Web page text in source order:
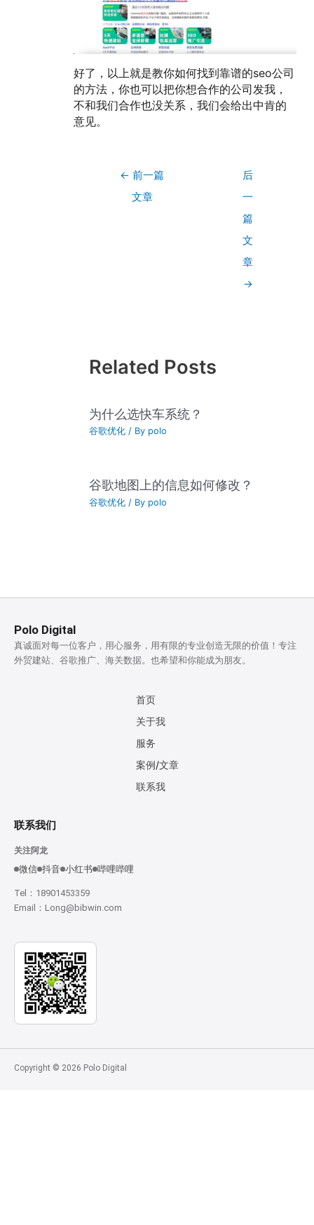
好了，以上就是教你如何找到靠谱的seo公司
的方法，你也可以把你想合作的公司发我，
不和我们合作也没关系，我们会给出中肯的
意见。
← 前一篇
文章
后
一
篇
文
章
→
Related Posts
为什么选快车系统？
谷歌优化 / By polo
谷歌地图上的信息如何修改？
谷歌优化 / By polo
Polo Digital
真诚面对每一位客户，用心服务，用有限的专业创造无限的价值！专注
外贸建站、谷歌推广、海关数据。也希望和你能成为朋友。
首页
关于我
服务
案例/文章
联系我
联系我们
关注阿龙
微信 抖音 小红书 哔哩哔哩
Tel：18901453359
Email：Long@bibwin.com
Copyright © 2026 Polo Digital